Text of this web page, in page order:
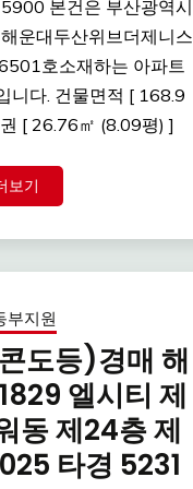
본건은 부산광역시
운대두산위브더제니스
호소재하는 아파트
니다. 건물면적 [ 168.9
[ 26.76㎡ (8.09평) ]
보기
부지원
도등)경매 해
엘시티 제
동 제24층 제
타경 5231